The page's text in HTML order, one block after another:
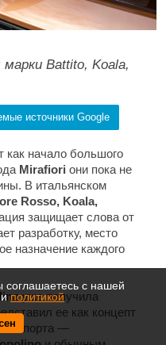
Battito, Koala,
источники Google
как начало большого
Mirafiori они пока не
В итальянском
Rosso, Koala,
защищает слова от
разработку, место
назначение каждого
уже получила
ее как концепт
—
соглашаетесь с нашей
политикой